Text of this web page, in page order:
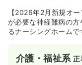
【2026年2月新規オ
が必要な神経難病の
るナーシングホーム
療依存度の高い方で
介護・福祉系正